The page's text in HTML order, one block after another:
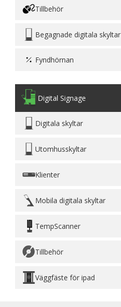
Tillbehör
Begagnade digitala skyltar
Fyndhörnan
Digital Signage
Digitala skyltar
Utomhusskyltar
Klienter
Mobila digitala skyltar
TempScanner
Tillbehör
Väggfäste för ipad